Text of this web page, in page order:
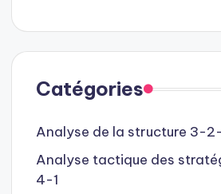
Catégories
Analyse de la structure 3-
Analyse tactique des
4-1